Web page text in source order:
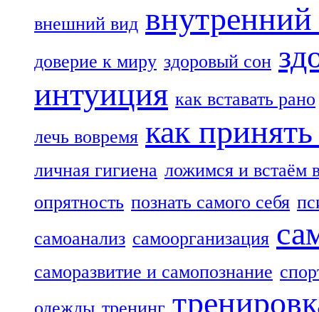
внешний вид внутренний
доверие к миру здоровый сон
интуиция как вставать рано
лечь вовремя как
личная гигиена ложимся и встаём
опрятность познать самого себя
самоанализ самоорганизация
саморазвитие и самопознание